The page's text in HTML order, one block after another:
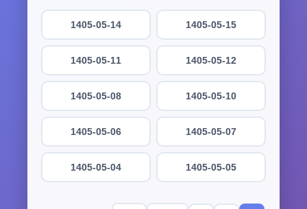
1405-05-15
1405-05-14
1405-05-12
1405-05-11
1405-05-10
1405-05-08
1405-05-07
1405-05-06
1405-05-05
1405-05-04